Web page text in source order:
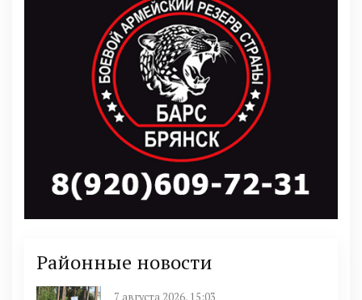
Районные новости
7 августа 2026, 15:03